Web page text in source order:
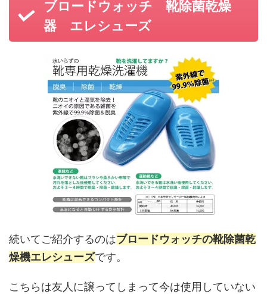
ブロードウォッチ 靴除菌乾燥
器 エレシューズ
続いてご紹介するのはブロードウォッチの靴除菌乾
燥機エレシューズです。
こちらは友人に譲ってしまって今は使用していない